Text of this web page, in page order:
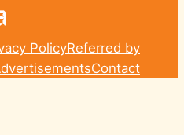
PolicyReferred by
Contact